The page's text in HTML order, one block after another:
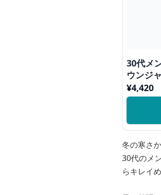
30代メ
ウンジ
¥4,420
冬の寒さ
30代のメ
らキレイ